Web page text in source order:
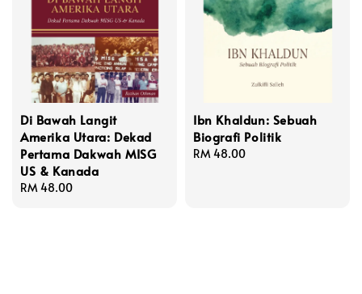
Di Bawah Langit
Amerika Utara: Dekad
Pertama Dakwah MISG
US & Kanada
Regular
RM 48.00
Ibn Khaldun: Sebuah
Biografi Politik
Regular
RM 48.00